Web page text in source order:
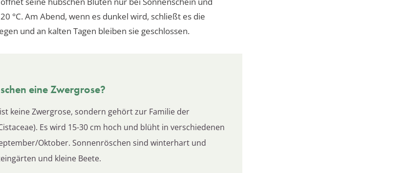
°C. Am Abend, wenn es dunkel wird, schließt es die
und an kalten Tagen bleiben sie geschlossen.
eine Zwergrose?
keine Zwergrose, sondern gehört zur Familie der
Es wird 15-30 cm hoch und blüht in verschiedenen
Oktober. Sonnenröschen sind winterhart und
und kleine Beete.